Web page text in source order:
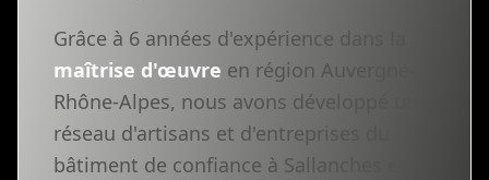
Grâce à 6 années d'expérience dans la
maîtrise d'œuvre en région Auvergne-
Rhône-Alpes, nous avons développé un
réseau d'artisans et d'entreprises du
bâtiment de confiance à Sallanches et